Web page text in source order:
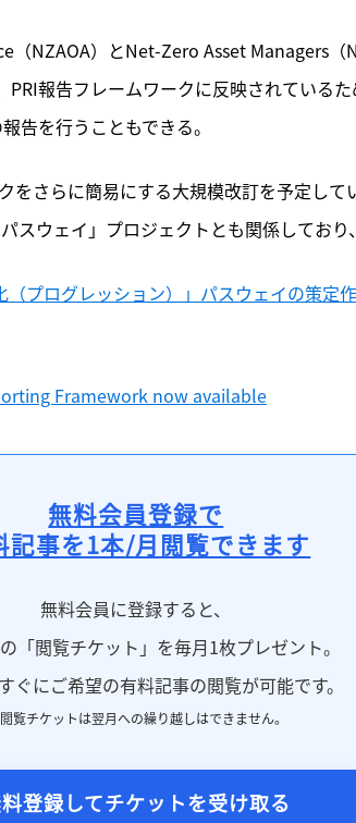
NZAOA）とNet-Zero Asset Managers（
報告フレームワークに反映されている
告を行うこともできる。
をさらに簡易にする大規模改訂を予定して
スウェイ」プロジェクトとも関係しており
（プログレッション）」パスウェイの策定
Framework now available
無料会員登録で
記事を1本/月閲覧できます
無料会員に登録すると、
「閲覧チケット」を毎月1枚プレゼント。
ぐにご希望の有料記事の閲覧が可能です。
覧チケットは翌月への繰り越しはできません。
登録してチケットを受け取る